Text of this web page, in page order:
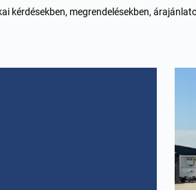
kérdésekben, megrendelésekben,